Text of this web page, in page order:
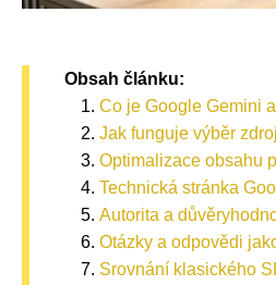
Obsah článku:
Co je Google Gemini
Jak funguje výběr
Optimalizace obsahu
Technická stránka
Autorita a
Otázky a odpovědi
Srovnání klasického